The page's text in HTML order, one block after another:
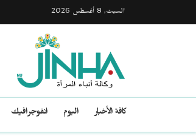
السبت, 8 أغسطس 2026
كافة الأخبار اليوم انفوجرافيك